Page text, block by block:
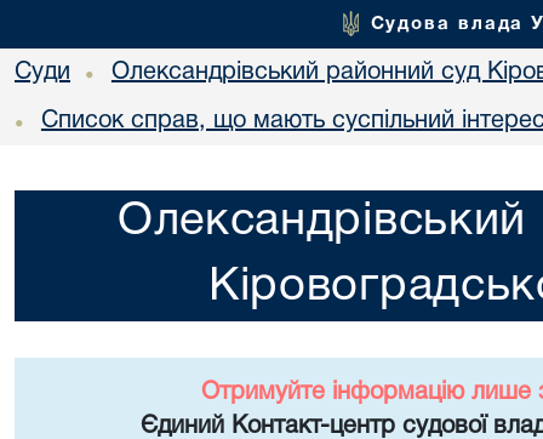
Судова влада
Суди • Олександрівський районний суд
• Список справ, що мають суспільний
Отримуйте інформацію лише
Єдиний Контакт-центр судової